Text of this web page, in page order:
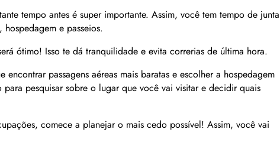
tempo antes é super importante. Assim, você tem tempo de
e passeios.
ótimo! Isso te dá tranquilidade e evita correrias de última hora.
passagens aéreas mais baratas e escolher a hospedagem
pesquisar sobre o lugar que você vai visitar e decidir quais
comece a planejar o mais cedo possível! Assim, você vai